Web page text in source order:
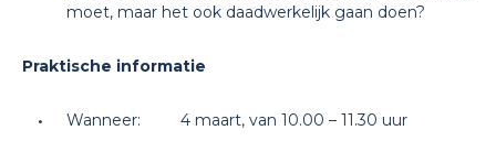
moet, maar het ook daadwerkelijk gaan doen?
Praktische informatie
Wanneer: 4 maart, van 10.00 – 11.30 uur